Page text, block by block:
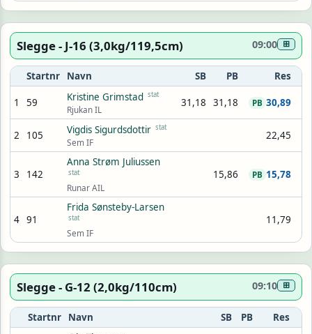
Slegge - J-16 (3,0kg/119,5cm) 09:00 ⊞
Startnr Navn SB PB Res
1 59 Kristine Grimstad stat
Rjukan IL
31,18 31,18 30,89
PB
2 105 Vigdis Sigurdsdottir stat
Sem IF
22,45
3 142
Anna Strøm Juliussen
stat
Runar AIL
15,86 15,78
PB
4 91
Frida Sønsteby-Larsen
stat
Sem IF
11,79
Slegge - G-12 (2,0kg/110cm) 09:10 ⊞
Startnr Navn SB PB Res